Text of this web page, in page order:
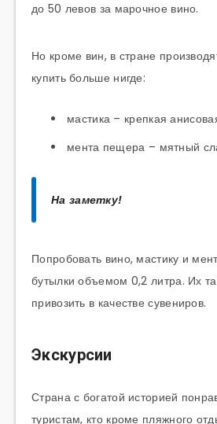
до 50 левов за марочное вино.
Но кроме вин, в стране
купить больше нигде:
мастика – крепкая
мента пещера – мятный
На заметку!
Попробовать вино, мастику и
бутылки объемом 0,2 литра. Их
привозить в качестве сувениров.
Экскурсии
Страна с богатой историей
туристам, кто кроме пляжного